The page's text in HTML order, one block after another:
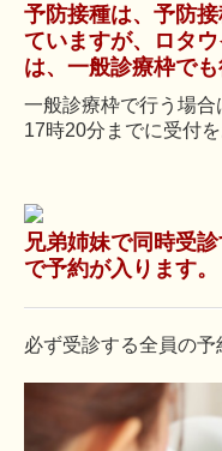
予防接種は、予防
ていますが、
ロタ
は、 一般診療枠で
一般診療枠で行う場
17時20分までに受付
兄弟姉妹で同時受
で予約が入ります。
必ず受診する全員の予